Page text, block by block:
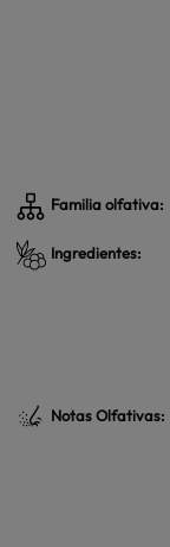
Familia olfativa:
Ingredientes:
Notas Olfativas: